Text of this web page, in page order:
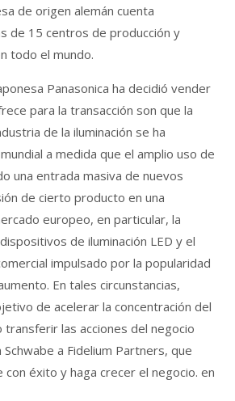
de origen alemán cuenta
de 15 centros de producción y
todo el mundo.
Panasonica ha decidió vender
para la transacción son que la
de la iluminación se ha
a medida que el amplio uso de
una entrada masiva de nuevos
de cierto producto en una
europeo, en particular, la
de iluminación LED y el
impulsado por la popularidad
En tales circunstancias,
de acelerar la concentración del
transferir las acciones del negocio
a Fidelium Partners, que
éxito y haga crecer el negocio. en